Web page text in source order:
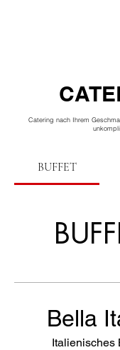
Catering nach Ihrem
Unsere
BUFFET
Bella
Italienisches